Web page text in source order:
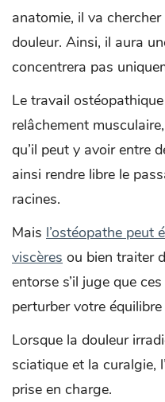
anatomie, il va
douleur. Ainsi, il aura
concentrera pas
Le travail
relâchement
qu’il peut y avoir entre
ainsi rendre libre le
racines.
Mais l’ostéopathe peut
viscères ou bien traiter
entorse s’il juge que
perturber votre équilibre
Lorsque la douleur
sciatique et la curalgie,
prise en charge.